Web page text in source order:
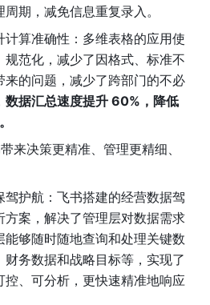
期，减免信息重复录入。
计算准确性：多维表格的应用使
规范化，减少了因格式、标准不
来的问题，减少了跨部门的不必
数据汇总速度提升 60%，降低
来决策更精准、管理更精细、
驾护航：飞书搭建的经营数据驾
方案，解决了管理层对数据需求
能够随时随地查询和处理关键数
务数据和战略目标等，实现了
控、可分析，更快速精准地响应